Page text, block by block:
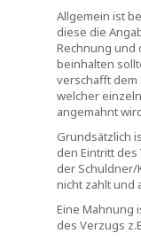
Allgemein ist
diese die
Rechnung und
beinhalten
verschafft dem
welcher
angemahnt
Grundsätzlich
den Eintritt
der Schuldner/
nicht zahlt und
Eine Mahnung
des Verzugs